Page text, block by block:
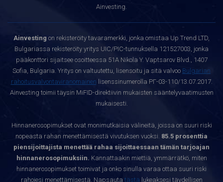
Ainvesting.
Ainvesting on rekisteröity tavaramerkki, jonka omistaa Up Trend LTD,
Bulgariassa rekisteröity yritys UIC/PIC-tunnuksella 121527003, jonka
pääkonttori sijaitsee osoitteessa 51A Nikola Y. Vaptsarov Blvd., 1407
Sofia, Bulgaria. Yritys on valtuutettu, lisensoitu ja sitä valvoo Bulgarian
rahoitusvalvontaviranomainen lisenssinumerolla РГ-03-110/13.07.2017.
Ainvesting toimii täysin MiFID-direktiivin mukaisten sääntelyvaatimusten
mukaisesti.
Hinnanerosopimukset ovat monimutkaisia välineitä, joissa on suuri riski
nopeasta rahan menettämisestä vivutuksen vuoksi. 85.5 prosenttia
piensijoittajista menettää rahaa sijoittaessaan tämän tarjoajan
hinnanerosopimuksiin. Kannattaakin miettiä, ymmärrätkö, miten
hinnanerosopimukset toimivat ja onko sinulla varaa ottaa suuri riski
rahojesi menettämisestä. Napsauta tästä lukeaksesi täydellisen